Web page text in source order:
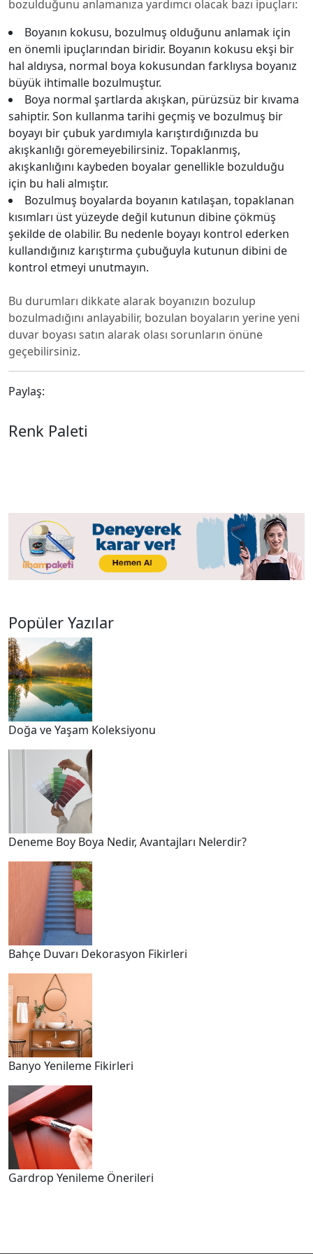
bozulduğunu anlamanıza yardımcı olacak bazı ipuçları:
Boyanın kokusu, bozulmuş olduğunu anlamak için
en önemli ipuçlarından biridir. Boyanın kokusu ekşi bir
hal aldıysa, normal boya kokusundan farklıysa boyanız
büyük ihtimalle bozulmuştur.
Boya normal şartlarda akışkan, pürüzsüz bir kıvama
sahiptir. Son kullanma tarihi geçmiş ve bozulmuş bir
boyayı bir çubuk yardımıyla karıştırdığınızda bu
akışkanlığı göremeyebilirsiniz. Topaklanmış,
akışkanlığını kaybeden boyalar genellikle bozulduğu
için bu hali almıştır.
Bozulmuş boyalarda boyanın katılaşan, topaklanan
kısımları üst yüzeyde değil kutunun dibine çökmüş
şekilde de olabilir. Bu nedenle boyayı kontrol ederken
kullandığınız karıştırma çubuğuyla kutunun dibini de
kontrol etmeyi unutmayın.
Bu durumları dikkate alarak boyanızın bozulup
bozulmadığını anlayabilir, bozulan boyaların yerine yeni
duvar boyası satın alarak olası sorunların önüne
geçebilirsiniz.
Paylaş:
Renk Paleti
Popüler Yazılar
Doğa ve Yaşam Koleksiyonu
Deneme Boy Boya Nedir, Avantajları Nelerdir?
Bahçe Duvarı Dekorasyon Fikirleri
Banyo Yenileme Fikirleri
Gardrop Yenileme Önerileri